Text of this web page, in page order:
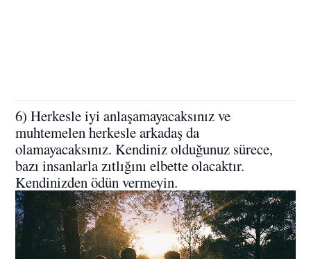
6) Herkesle iyi anlaşamayacaksınız ve
muhtemelen herkesle arkadaş da
olamayacaksınız. Kendiniz olduğunuz sürece,
bazı insanlarla zıtlığını elbette olacaktır.
Kendinizden ödün vermeyin.